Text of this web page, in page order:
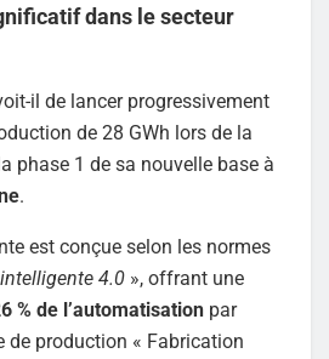
dans le secteur
il de lancer progressivement
de 28 GWh lors de la
phase 1 de sa nouvelle base à
.
est conçue selon les normes
4.0 », offrant une
% de l’automatisation par
de production « Fabrication